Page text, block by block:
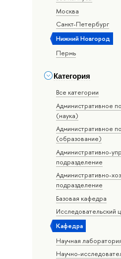
Москва
Санкт-Петербург
Нижний Новгород
Пермь
Категория
Все категории
Административное
(наука)
Административное
(образование)
Административно-
подразделение
Административно-
подразделение
Базовая кафедра
Исследовательский
Кафедра
Научная
Научно-